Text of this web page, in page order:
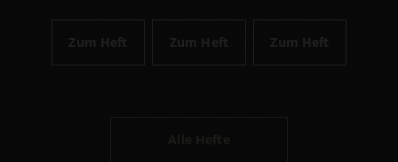
Zum Heft Zum Heft Zum Heft